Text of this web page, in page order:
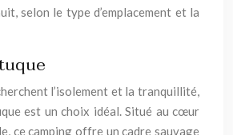
selon le type d’emplacement et la
l’isolement et la tranquillité,
est un choix idéal. Situé au cœur
ce camping offre un cadre sauvage